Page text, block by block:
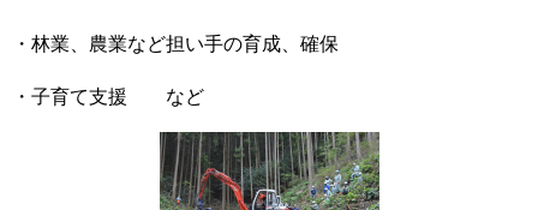
・林業、農業など担い手の育成、確保
・子育て支援 など